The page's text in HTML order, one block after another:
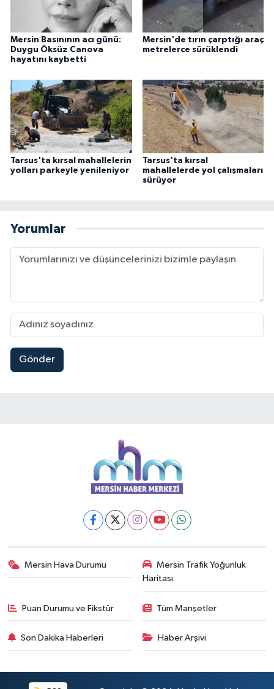
Mersin Basınının acı günü:
Duygu Öksüz Canova
hayatını kaybetti
Mersin'de tırın çarptığı araç
metrelerce sürüklendi
Tarsus'ta kırsal mahallelerin
yolları parkeyle yenileniyor
Tarsus'ta kırsal
mahallelerde yol çalışmaları
sürüyor
Yorumlar
Gönder
Mersin Hava Durumu
Mersin Trafik Yoğunluk
Haritası
Puan Durumu ve Fikstür Tüm Manşetler
Son Dakika Haberleri Haber Arşivi